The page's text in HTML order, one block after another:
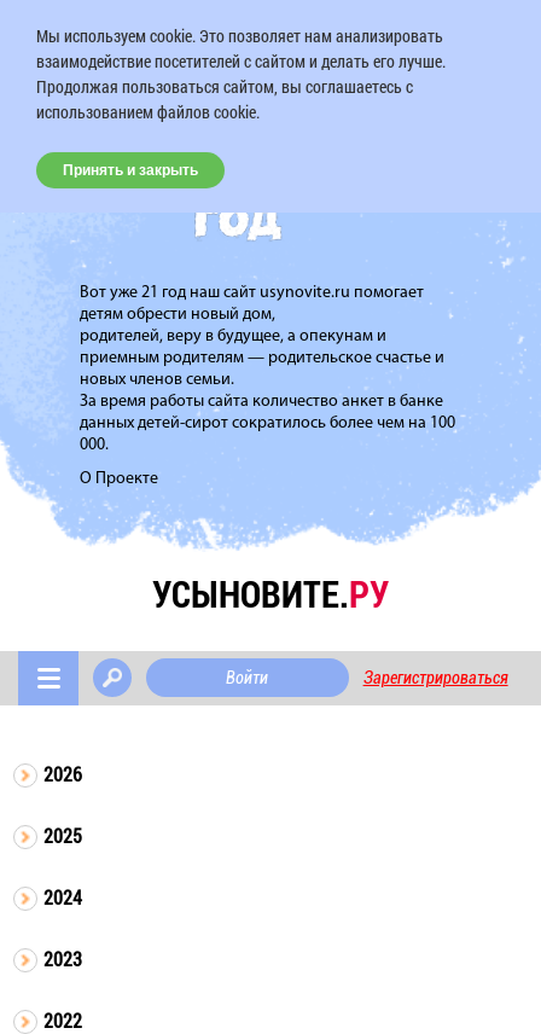
Вот уже 21 год наш сайт usynovite.ru помогает
детям обрести новый дом,
родителей, веру в будущее, а опекунам и
приемным родителям — родительское счастье и
новых членов семьи.
За время работы сайта количество анкет в банке
данных детей-сирот сократилось более чем на 100
000.
О Проекте
УСЫНОВИТЕ.РУ
Войти Зарегистрироваться
2026
2025
2024
2023
2022
Мы используем cookie. Это позволяет нам анализировать
взаимодействие посетителей с сайтом и делать его лучше.
Продолжая пользоваться сайтом, вы соглашаетесь с
использованием файлов cookie.
Принять и закрыть